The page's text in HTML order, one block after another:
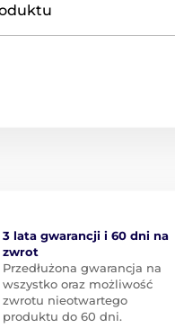
3 lata gwarancji i 60 dni na
zwrot
Przedłużona gwarancja na
wszystko oraz możliwość
zwrotu nieotwartego
produktu do 60 dni.